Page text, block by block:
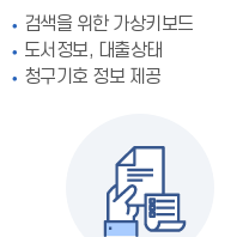
검색을 위한 가상키보드
도서정보, 대출상태
청구기호 정보 제공